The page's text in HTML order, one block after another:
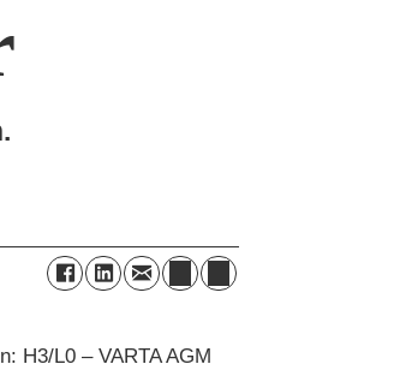
H3/L0 – VARTA AGM